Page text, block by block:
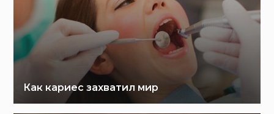
Как кариес захватил мир